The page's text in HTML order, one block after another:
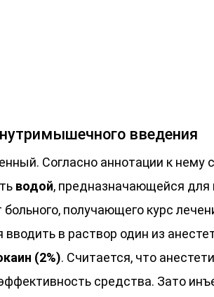
введения
Согласно аннотации к нему
водой, предназначающейся для
получающего курс
в раствор один из
(2%). Считается, что
средства. Зато